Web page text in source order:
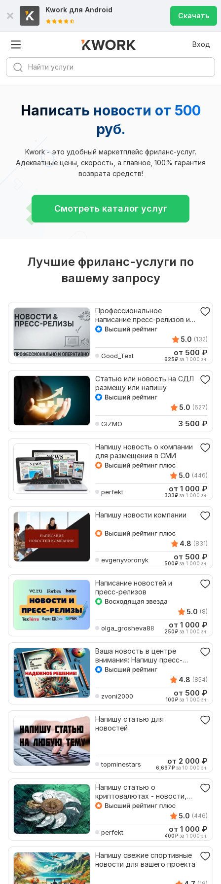
Kwork для Android
Скачать
Вход
Написать новости от 500
руб.
Kwork - это удобный маркетплейс фриланс-услуг.
Адекватные цены, скорость, а главное, 100% гарантия
возврата средств!
Смотреть каталог услуг
Лучшие фриланс-услуги по
вашему запросу
Профессиональное
написание пресс-релизов и
новостей
5.0 (132)
Good_Text от 500 ₽
625₽ за 1 000 зн.
Статью или новость на СДЛ
размещу или напишу
5.0 (627)
GIZMO 3 500 ₽
Напишу новость о компании
для размещения в СМИ
5.0 (446)
perfekt от 1 000 ₽
333₽ за 1 000 зн.
Напишу новости компании
4.8 (831)
evgenyvoronyk от 500 ₽
500₽ за 1 000 зн.
Написание новостей и
пресс-релизов
5.0 (8)
olga_grosheva88 от 1 000 ₽
250₽ за 1 000 зн.
Ваша новость в центре
внимания: Напишу пресс-
релиз
4.8 (854)
zvoni2000 от 500 ₽
100₽ за 1 000 зн.
Напишу статью для
новостей
topminestars от 2 000 ₽
6,667₽ за 10 000 зн.
Напишу статью о
криптовалютах - новости,
аналитика, прогнозы, мнения
5.0 (446)
perfekt от 1 000 ₽
400₽ за 1 000 зн.
Напишу свежие спортивные
новости для вашего проекта